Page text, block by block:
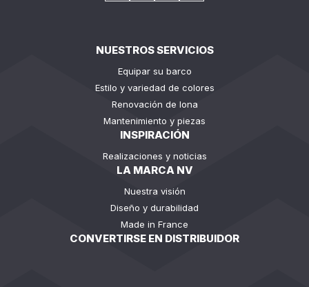
NUESTROS SERVICIOS
Equipar su barco
Estilo y variedad de colores
Renovación de lona
Mantenimiento y piezas
INSPIRACIÓN
Realizaciones y noticias
LA MARCA NV
Nuestra visión
Diseño y durabilidad
Made in France
CONVERTIRSE EN DISTRIBUIDOR